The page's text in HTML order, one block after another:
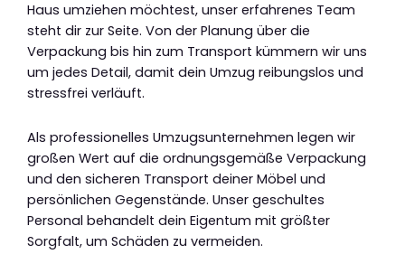
Haus umziehen möchtest, unser erfahrenes Team
steht dir zur Seite. Von der Planung über die
Verpackung bis hin zum Transport kümmern wir uns
um jedes Detail, damit dein Umzug reibungslos und
stressfrei verläuft.
Als professionelles Umzugsunternehmen legen wir
großen Wert auf die ordnungsgemäße Verpackung
und den sicheren Transport deiner Möbel und
persönlichen Gegenstände. Unser geschultes
Personal behandelt dein Eigentum mit größter
Sorgfalt, um Schäden zu vermeiden.